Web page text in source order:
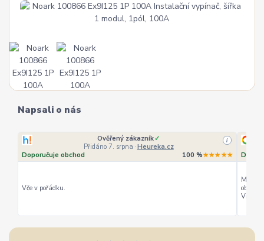
Napsali o nás
Ověřený zákazník✓
Přidáno 7. srpna · Heureka.cz
i
Doporučuje obchod 100 %★★★★★
Vče v pořádku.
Můžu
Vřele